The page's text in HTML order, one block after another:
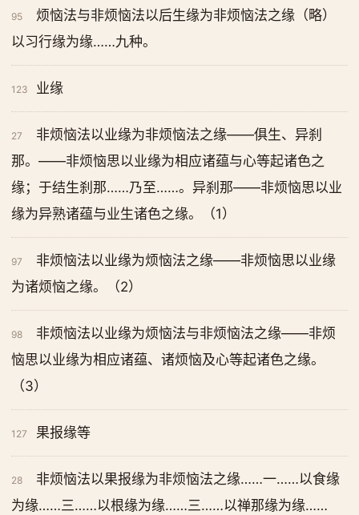
95
烦恼法与非烦恼法以后生缘为非烦恼法之缘（略）
以习行缘为缘……九种。
123 业缘
27
非烦恼法以业缘为非烦恼法之缘——俱生、异刹
那。——非烦恼思以业缘为相应诸蕴与心等起诸色之
缘；于结生刹那……乃至……。异刹那——非烦恼思以业
缘为异熟诸蕴与业生诸色之缘。（1）
97
非烦恼法以业缘为烦恼法之缘——非烦恼思以业缘
为诸烦恼之缘。（2）
98
非烦恼法以业缘为烦恼法与非烦恼法之缘——非烦
恼思以业缘为相应诸蕴、诸烦恼及心等起诸色之缘。
（3）
127 果报缘等
28
非烦恼法以果报缘为非烦恼法之缘……一……以食缘
为缘……三……以根缘为缘……三……以禅那缘为缘……